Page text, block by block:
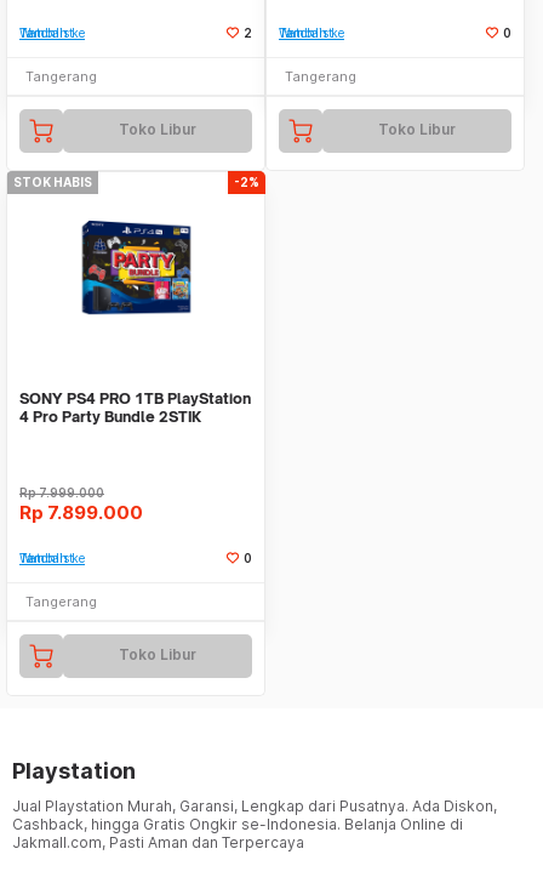
Tambah ke Watchlist 2
Tangerang
Toko Libur
Tambah ke Watchlist 0
Tangerang
Toko Libur
STOK HABIS -2%
SONY PS4 PRO 1TB PlayStation
4 Pro Party Bundle 2STIK
Rp7.999.000
Rp 7.899.000
Tambah ke Watchlist 0
Tangerang
Toko Libur
Playstation
Jual Playstation Murah, Garansi, Lengkap dari Pusatnya. Ada Diskon,
Cashback, hingga Gratis Ongkir se-Indonesia. Belanja Online di
Jakmall.com, Pasti Aman dan Terpercaya